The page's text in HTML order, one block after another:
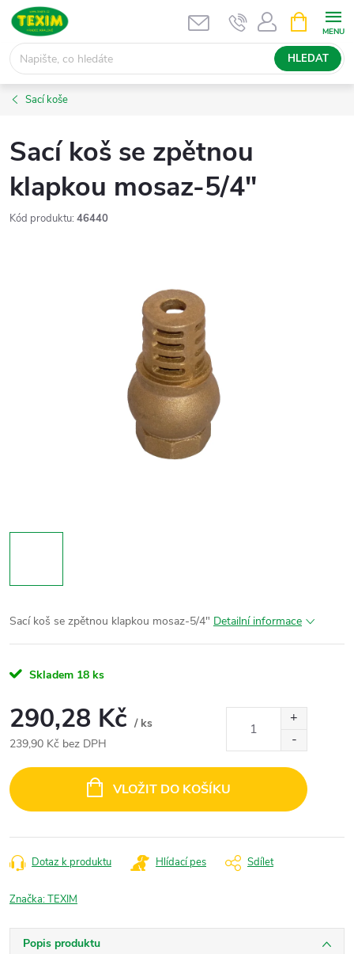
Přejít
obsah
HLEDAT
NÁKUPNÍ
KOŠÍK
Sací koše
Sací koš se zpětnou
klapkou mosaz-5/4"
Kód produktu: 46440
Sací koš se zpětnou klapkou mosaz-5/4" Detailní informace
Skladem 18 ks
290,28 Kč / ks
239,90 Kč bez DPH
cena:
VLOŽIT DO KOŠÍKU
Dotaz k produktu Hlídací pes Sdílet
Značka:TEXIM
Popis produktu